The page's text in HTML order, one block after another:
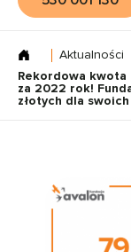
Aktualności
Rekordowa kwota
za 2022 rok!
złotych dla